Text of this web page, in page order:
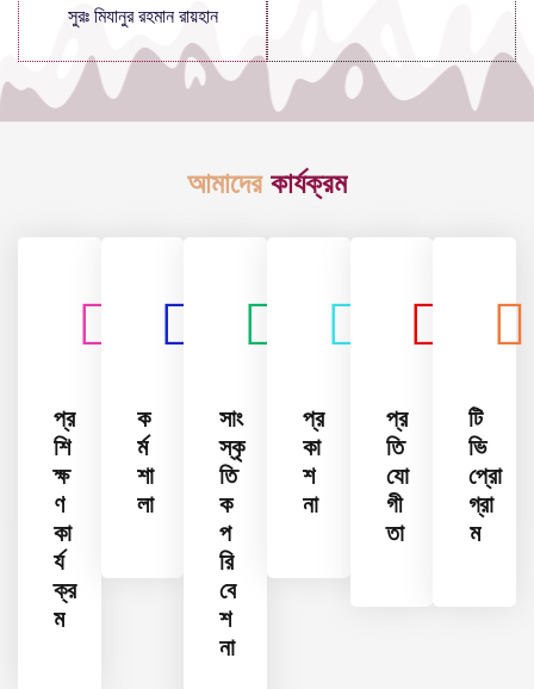
সুরঃ মিযানুর রহমান রায়হান
আমাদের কার্যক্রম
প্র
শি
ক্ষ
ণ
কা
র্য
ক্র
ম
ক
র্ম
শা
লা
সাং
স্কৃ
তি
ক
প
রি
বে
শ
না
প্র
কা
শ
না
প্র
তি
যো
গী
তা
টি
ভি
প্রো
গ্রা
ম